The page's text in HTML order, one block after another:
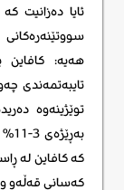
ئایا دەزانیت
هەیە:
تایبەتمەندی
توێژینەوە